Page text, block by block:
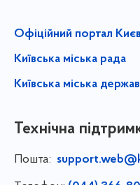
Офіційний портал
Київська міська рада
Київська міська
Технічна
Пошта: